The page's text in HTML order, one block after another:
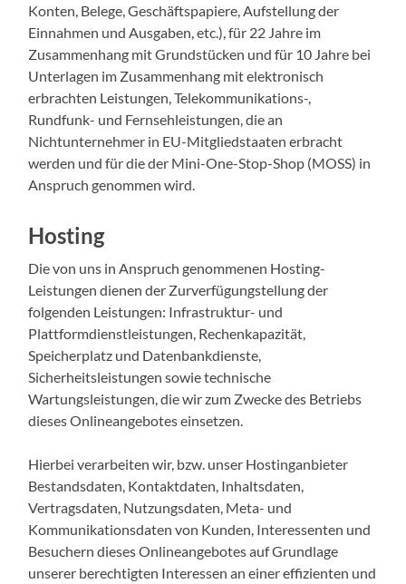
Konten, Belege, Geschäftspapiere, Aufstellung der
Einnahmen und Ausgaben, etc.), für 22 Jahre im
Zusammenhang mit Grundstücken und für 10 Jahre bei
Unterlagen im Zusammenhang mit elektronisch
erbrachten Leistungen, Telekommunikations-,
Rundfunk- und Fernsehleistungen, die an
Nichtunternehmer in EU-Mitgliedstaaten erbracht
werden und für die der Mini-One-Stop-Shop (MOSS) in
Anspruch genommen wird.
Hosting
Die von uns in Anspruch genommenen Hosting-
Leistungen dienen der Zurverfügungstellung der
folgenden Leistungen: Infrastruktur- und
Plattformdienstleistungen, Rechenkapazität,
Speicherplatz und Datenbankdienste,
Sicherheitsleistungen sowie technische
Wartungsleistungen, die wir zum Zwecke des Betriebs
dieses Onlineangebotes einsetzen.
Hierbei verarbeiten wir, bzw. unser Hostinganbieter
Bestandsdaten, Kontaktdaten, Inhaltsdaten,
Vertragsdaten, Nutzungsdaten, Meta- und
Kommunikationsdaten von Kunden, Interessenten und
Besuchern dieses Onlineangebotes auf Grundlage
unserer berechtigten Interessen an einer effizienten und